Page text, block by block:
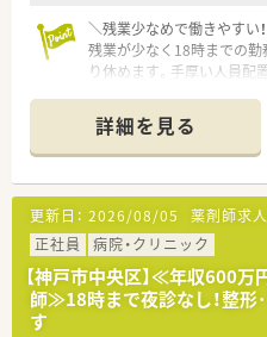
＼残業少なめで働きやすい
残業が少なく18時までの
り休めます。手厚い人員配
【店舗情報と応需状況につい
■最寄り駅から徒歩8分の
も多くお昼休憩や買い物に
■センター街にある精神科
応需しており、専門的な知
■1日あたり20枚から30枚
とりの患者様と丁寧に向き
【法人特徴について】
詳細を見る
更新日： 2026/08/05 薬剤師求人
正社員
病院・クリニック
【神戸市中央区】≪年収600
師≫18時まで夜診なし！整形
す